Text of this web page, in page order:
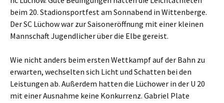
beim 20. Stadionsportfest am Sonnabend in Wittenberge.
Der SC Lüchow war zur Saisoneröffnung mit einer kleinen
Mannschaft Jugendlicher über die Elbe gereist.
Wie nicht anders beim ersten Wettkampf auf der Bahn zu
erwarten, wechselten sich Licht und Schatten bei den
Leistungen ab. Außerdem hatten die Lüchower in der U 20
mit einer Ausnahme keine Konkurrenz. Gabriel Plate